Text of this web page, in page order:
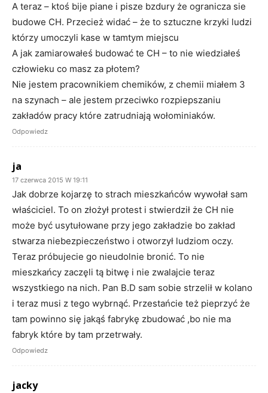
A teraz – ktoś bije piane i pisze bzdury że ogranicza sie
budowe CH. Przecież widać – że to sztuczne krzyki ludzi
którzy umoczyli kase w tamtym miejscu
A jak zamiarowałeś budować te CH – to nie wiedziałeś
człowieku co masz za płotem?
Nie jestem pracownikiem chemików, z chemii miałem 3
na szynach – ale jestem przeciwko rozpiepszaniu
zakładów pracy które zatrudniają wołominiaków.
Odpowiedz
ja
17 czerwca 2015 W 19:11
Jak dobrze kojarzę to strach mieszkańców wywołał sam
właściciel. To on złożył protest i stwierdził że CH nie
może być usytułowane przy jego zakładzie bo zakład
stwarza niebezpieczeństwo i otworzył ludziom oczy.
Teraz próbujecie go nieudolnie bronić. To nie
mieszkańcy zaczęli tą bitwę i nie zwalajcie teraz
wszystkiego na nich. Pan B.D sam sobie strzelił w kolano
i teraz musi z tego wybrnąć. Przestańcie też pieprzyć że
tam powinno się jakąś fabrykę zbudować ,bo nie ma
fabryk które by tam przetrwały.
Odpowiedz
jacky